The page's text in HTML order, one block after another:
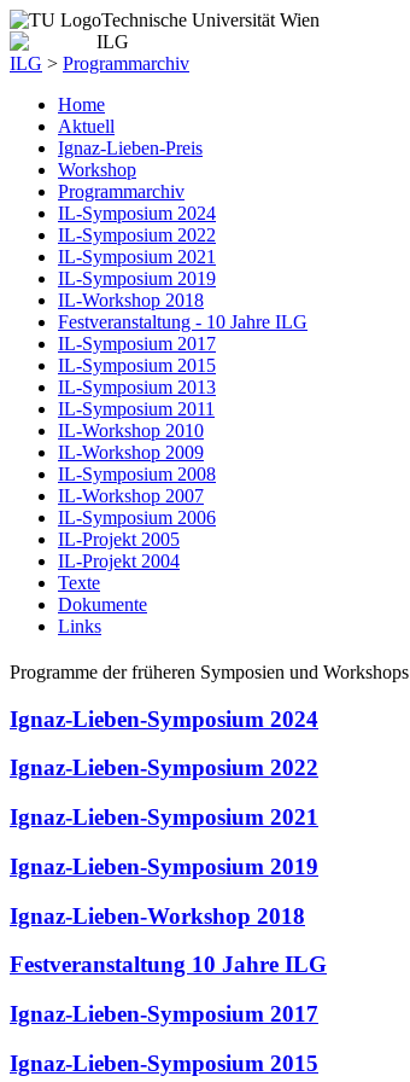
Technische Universität Wien
ILG > Programmarchiv
Home
Aktuell
Ignaz-Lieben-Preis
Workshop
Programmarchiv
IL-Symposium 2024
IL-Symposium 2022
IL-Symposium 2021
IL-Symposium 2019
IL-Workshop 2018
Festveranstaltung - 10 Jahre ILG
IL-Symposium 2017
IL-Symposium 2015
IL-Symposium 2013
IL-Symposium 2011
IL-Workshop 2010
IL-Workshop 2009
IL-Symposium 2008
IL-Workshop 2007
IL-Symposium 2006
IL-Projekt 2005
IL-Projekt 2004
Texte
Dokumente
Links
Programme der früheren Symposien und Workshops
Ignaz-Lieben-Symposium 2024
Ignaz-Lieben-Symposium 2022
Ignaz-Lieben-Symposium 2021
Ignaz-Lieben-Symposium 2019
Ignaz-Lieben-Workshop 2018
Festveranstaltung 10 Jahre ILG
Ignaz-Lieben-Symposium 2017
Ignaz-Lieben-Symposium 2015